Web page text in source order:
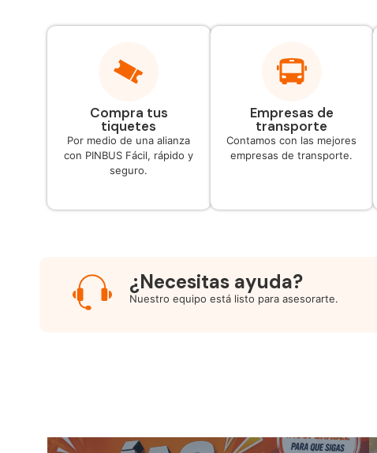
Compra tus
tiquetes
Por medio de una alianza
con PINBUS Fácil, rápido y
seguro.
Empresas de
transporte
Contamos con las mejores
empresas de transporte.
¿Necesitas ayuda?
Nuestro equipo está listo para asesorarte.